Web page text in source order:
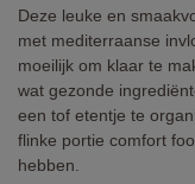
Deze leuke en
met mediterraanse
moeilijk om klaar te
wat gezonde
een tof etentje te
flinke portie comfort
hebben.